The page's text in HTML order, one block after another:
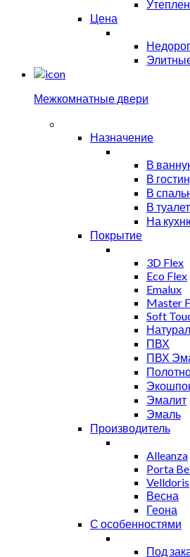
Цена
Межкомнатные двери
Назначение
В
В
В
В туалет
На
Покрытие
3D Flex
Eco Flex
Emalux
Master
Soft
ПВХ
ПВХ
Эмалит
Эмаль
Производитель
Alleanza
Porta
Velldoris
Весна
Геона
С особенностями
Под